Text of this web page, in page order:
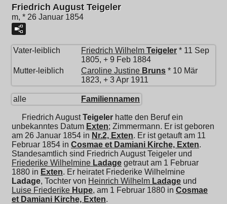
Friedrich August Teigeler
m, * 26 Januar 1854
Vater-leiblich Friedrich Wilhelm Teigeler * 11 Sep
1805, + 9 Feb 1884
Mutter-leiblich
Caroline Justine Bruns * 10 Mär
1823, + 3 Apr 1911
alle Familiennamen
Friedrich August Teigeler hatte den Beruf ein
unbekanntes Datum Exten; Zimmermann. Er ist geboren
am 26 Januar 1854 in Nr.2, Exten. Er ist getauft am 11
Februar 1854 in Cosmae et Damiani Kirche, Exten.
Standesamtlich sind Friedrich August Teigeler und
Friederike Wilhelmine Ladage getraut am 1 Februar
1880 in Exten. Er heiratet Friederike Wilhelmine
Ladage, Tochter von Heinrich Wilhelm Ladage und
Luise Friederike Hupe, am 1 Februar 1880 in Cosmae
et Damiani Kirche, Exten.